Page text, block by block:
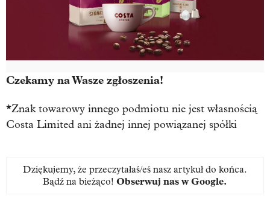
Czekamy na Wasze zgłoszenia!
*Znak towarowy innego podmiotu nie jest własnością
Costa Limited ani żadnej innej powiązanej spółki
Dziękujemy, że przeczytałaś/eś nasz artykuł do końca.
Bądź na bieżąco! Obserwuj nas w Google.